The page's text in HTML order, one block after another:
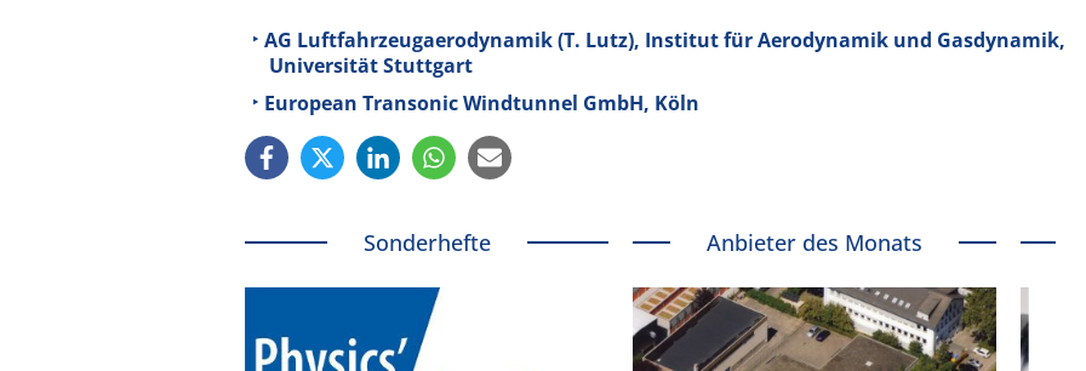
AG Luftfahrzeugaerodynamik (T. Lutz), Institut für Aerodynamik und Gasdynamik,
Universität Stuttgart
European Transonic Windtunnel GmbH, Köln
Sonderhefte Anbieter des Monats